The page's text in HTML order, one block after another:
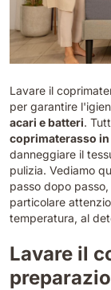
Lavare il
per garantire
acari e batteri.
coprimaterasso
danneggiare il
pulizia. Vediamo
passo dopo
particolare
temperatura, al
Lavare il